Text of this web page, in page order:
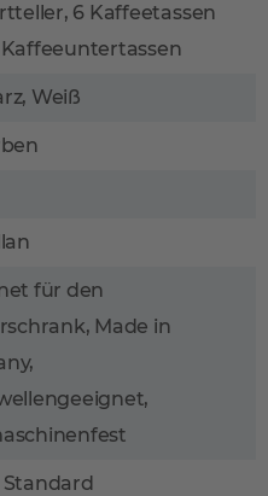
6 Kaffeetassen
Weiß
für den
Made in